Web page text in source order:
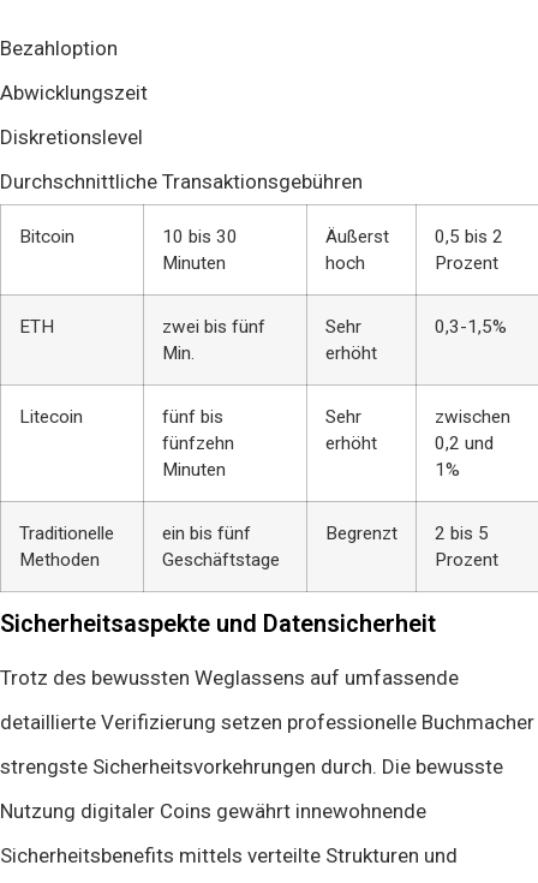
Bezahloption
Abwicklungszeit
Diskretionslevel
Durchschnittliche Transaktionsgebühren
Bitcoin
10 bis 30
Minuten
Äußerst
hoch
0,5 bis 2
Prozent
ETH
zwei bis fünf
Min.
Sehr
erhöht
0,3-1,5%
Litecoin
fünf bis
fünfzehn
Minuten
Sehr
erhöht
zwischen
0,2 und
1%
Traditionelle
Methoden
ein bis fünf
Geschäftstage
Begrenzt
2 bis 5
Prozent
Sicherheitsaspekte und Datensicherheit
Trotz des bewussten Weglassens auf umfassende
detaillierte Verifizierung setzen professionelle Buchmacher
strengste Sicherheitsvorkehrungen durch. Die bewusste
Nutzung digitaler Coins gewährt innewohnende
Sicherheitsbenefits mittels verteilte Strukturen und